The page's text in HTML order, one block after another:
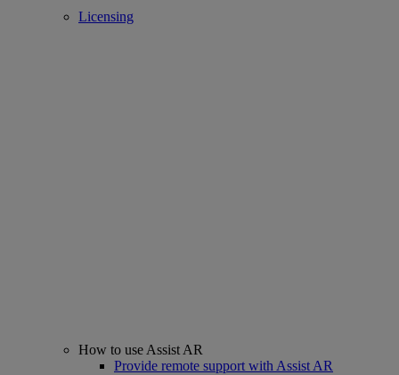
Licensing
How to use Assist AR
Provide remote support with Assist AR